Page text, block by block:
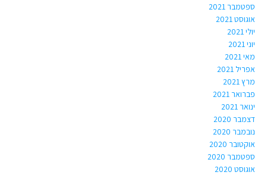
ספטמבר 2021
אוגוסט 2021
יולי 2021
יוני 2021
מאי 2021
אפריל 2021
מרץ 2021
פברואר 2021
ינואר 2021
דצמבר 2020
נובמבר 2020
אוקטובר 2020
ספטמבר 2020
אוגוסט 2020